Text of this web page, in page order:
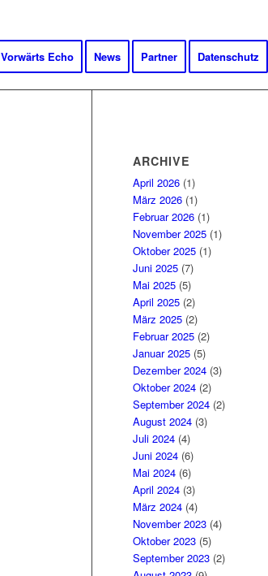
Vorwärts Echo News Partner Datenschutz
ARCHIVE
April 2026 (1)
März 2026 (1)
Februar 2026 (1)
November 2025 (1)
Oktober 2025 (1)
Juni 2025 (7)
Mai 2025 (5)
April 2025 (2)
März 2025 (2)
Februar 2025 (2)
Januar 2025 (5)
Dezember 2024 (3)
Oktober 2024 (2)
September 2024 (2)
August 2024 (3)
Juli 2024 (4)
Juni 2024 (6)
Mai 2024 (6)
April 2024 (3)
März 2024 (4)
November 2023 (4)
Oktober 2023 (5)
September 2023 (2)